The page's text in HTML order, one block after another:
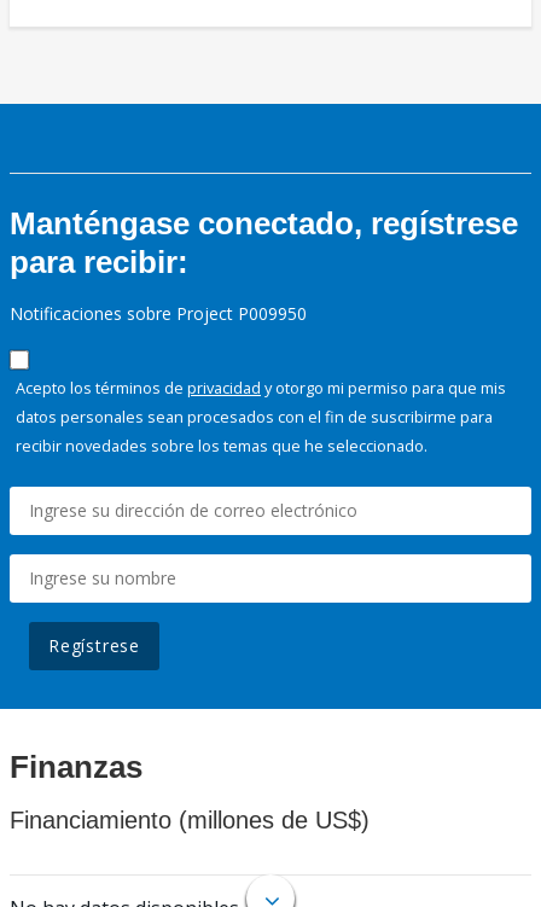
Manténgase conectado, regístrese
para recibir:
Notificaciones sobre Project P009950
Acepto los términos de privacidad y otorgo mi permiso para que mis
datos personales sean procesados con el fin de suscribirme para
recibir novedades sobre los temas que he seleccionado.
Regístrese
Finanzas
Financiamiento (millones de US$)